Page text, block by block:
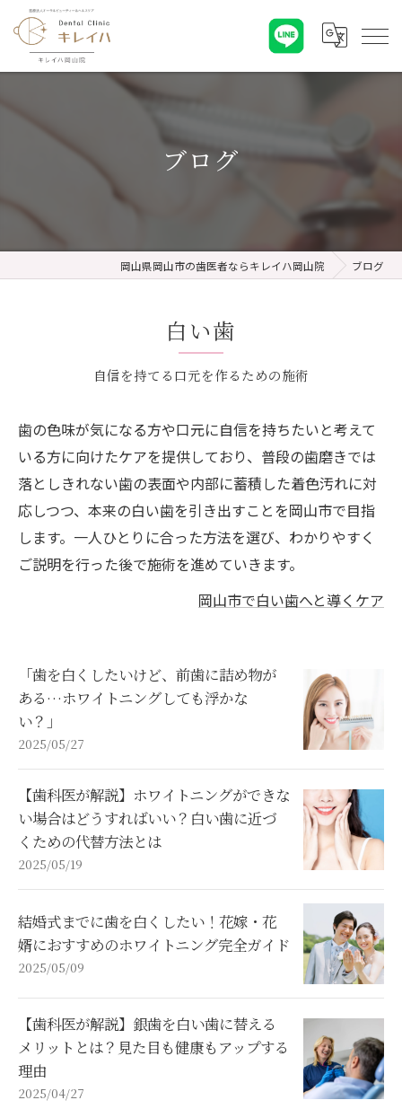
ブログ
岡山県岡山市の歯医者ならキレイハ岡山院 ブログ
白い歯
自信を持てる口元を作るための施術
歯の色味が気になる方や口元に自信を持ちたいと考えて
いる方に向けたケアを提供しており、普段の歯磨きでは
落としきれない歯の表面や内部に蓄積した着色汚れに対
応しつつ、本来の白い歯を引き出すことを岡山市で目指
します。一人ひとりに合った方法を選び、わかりやすく
ご説明を行った後で施術を進めていきます。
岡山市で白い歯へと導くケア
「歯を白くしたいけど、前歯に詰め物が
ある…ホワイトニングしても浮かな
い？」
2025/05/27
【歯科医が解説】ホワイトニングができな
い場合はどうすればいい？白い歯に近づ
くための代替方法とは
2025/05/19
結婚式までに歯を白くしたい！花嫁・花
婿におすすめのホワイトニング完全ガイド
2025/05/09
【歯科医が解説】銀歯を白い歯に替える
メリットとは？見た目も健康もアップする
理由
2025/04/27